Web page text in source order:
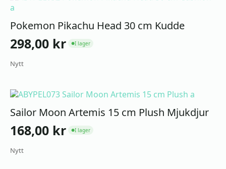
Pokemon Pikachu Head 30 cm Kudde
298,00 kr ●I lager
Nytt
Sailor Moon Artemis 15 cm Plush Mjukdjur
168,00 kr ●I lager
Nytt